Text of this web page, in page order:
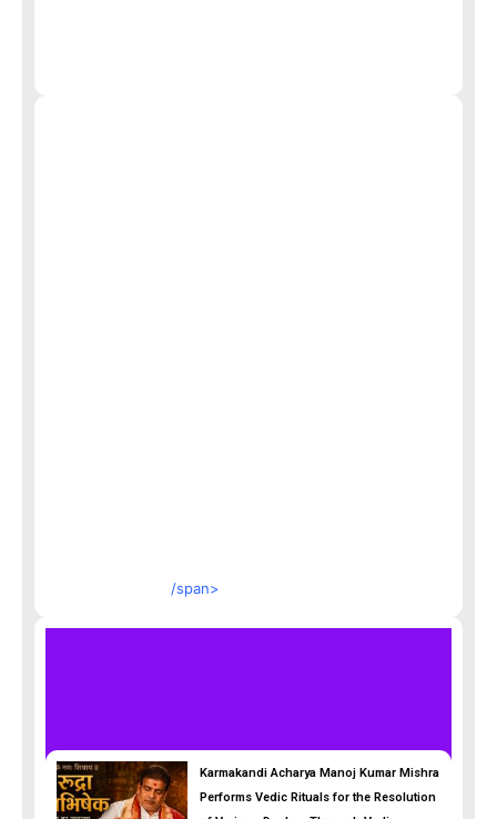
/span>
Karmakandi Acharya Manoj Kumar Mishra
Performs Vedic Rituals for the Resolution